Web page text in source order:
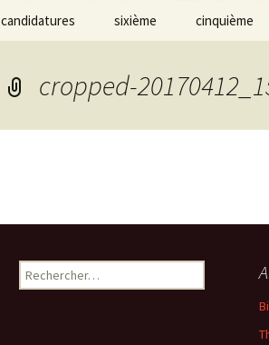
candidatures sixième cinquième
cropped-
←
Rechercher :